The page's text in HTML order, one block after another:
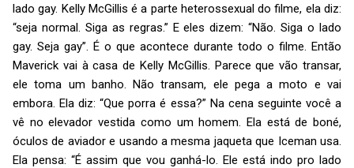
lado gay. Kelly McGillis é a parte heterossexual do filme, ela diz:
“seja normal. Siga as regras.” E eles dizem: “Não. Siga o lado
gay. Seja gay”. É o que acontece durante todo o filme. Então
Maverick vai à casa de Kelly McGillis. Parece que vão transar,
ele toma um banho. Não transam, ele pega a moto e vai
embora. Ela diz: “Que porra é essa?” Na cena seguinte você a
vê no elevador vestida como um homem. Ela está de boné,
óculos de aviador e usando a mesma jaqueta que Iceman usa.
Ela pensa: “É assim que vou ganhá-lo. Ele está indo pro lado